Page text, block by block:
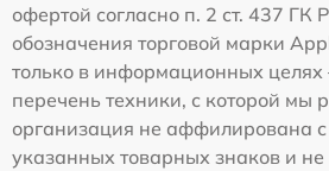
офертой согласно п. 2 ст. 437 ГК
обозначения торговой марки
только в информационных целях
перечень техники, с которой мы
организация не аффилирована
указанных товарных знаков и не